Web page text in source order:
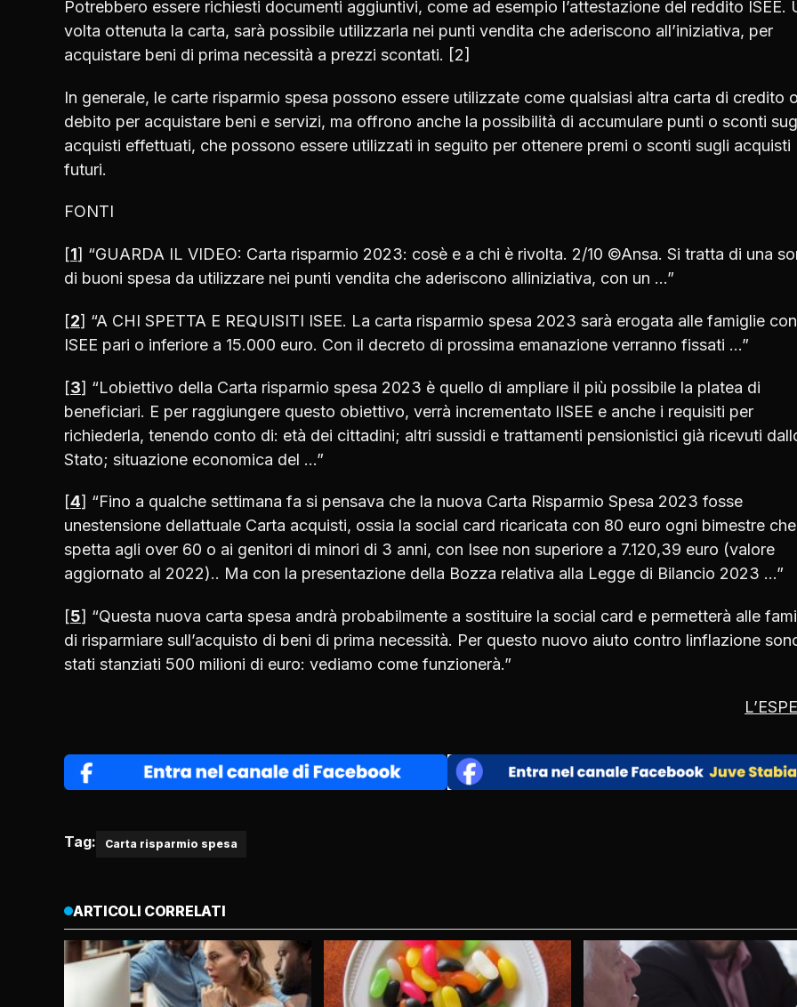
Potrebbero essere richiesti documenti aggiuntivi, come ad esempio l’attestazione del reddito ISEE.
volta ottenuta la carta, sarà possibile utilizzarla nei punti vendita che aderiscono all’iniziativa, per
acquistare beni di prima necessità a prezzi scontati. [2]
In generale, le carte risparmio spesa possono essere utilizzate come qualsiasi altra carta di credito
debito per acquistare beni e servizi, ma offrono anche la possibilità di accumulare punti o sconti
acquisti effettuati, che possono essere utilizzati in seguito per ottenere premi o sconti sugli acquisti
futuri.
FONTI
[1] “GUARDA IL VIDEO: Carta risparmio 2023: cosè e a chi è rivolta. 2/10 ©Ansa. Si tratta di una
di buoni spesa da utilizzare nei punti vendita che aderiscono alliniziativa, con un …”
[2] “A CHI SPETTA E REQUISITI ISEE. La carta risparmio spesa 2023 sarà erogata alle famiglie
ISEE pari o inferiore a 15.000 euro. Con il decreto di prossima emanazione verranno fissati …”
[3] “Lobiettivo della Carta risparmio spesa 2023 è quello di ampliare il più possibile la platea di
beneficiari. E per raggiungere questo obiettivo, verrà incrementato lISEE e anche i requisiti per
richiederla, tenendo conto di: età dei cittadini; altri sussidi e trattamenti pensionistici già ricevuti
Stato; situazione economica del …”
[4] “Fino a qualche settimana fa si pensava che la nuova Carta Risparmio Spesa 2023 fosse
unestensione dellattuale Carta acquisti, ossia la social card ricaricata con 80 euro ogni bimestre che
spetta agli over 60 o ai genitori di minori di 3 anni, con Isee non superiore a 7.120,39 euro (valore
aggiornato al 2022).. Ma con la presentazione della Bozza relativa alla Legge di Bilancio 2023 …”
[5] “Questa nuova carta spesa andrà probabilmente a sostituire la social card e permetterà alle
di risparmiare sull’acquisto di beni di prima necessità. Per questo nuovo aiuto contro linflazione
stati stanziati 500 milioni di euro: vediamo come funzionerà.”
Tag: Carta risparmio spesa
ARTICOLI CORRELATI